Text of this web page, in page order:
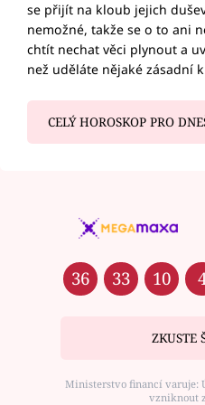
se přijít na kloub jejich
nemožné, takže se o to ani
chtít nechat věci plynout a
než uděláte nějaké zásadní
CELÝ HOROSKOP PRO
36 33 10
ZKUSTE
Ministerstvo financí varuje:
vzniknout